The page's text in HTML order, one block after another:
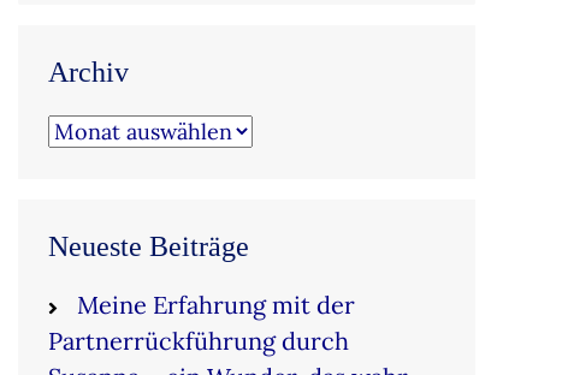
Archiv
Archiv
Neueste Beiträge
Meine Erfahrung mit der
Partnerrückführung durch